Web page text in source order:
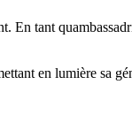
tant
en lumière sa